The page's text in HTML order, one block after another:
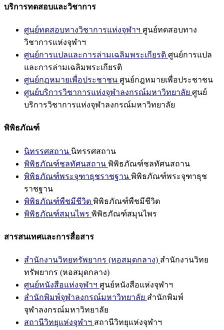
บริการทดสอบและวิชาการ
ศูนย์ทดสอบทางวิชาการแห่งจุฬาฯ ศูนย์ทดสอบทาง
วิชาการแห่งจุฬาฯ
ศูนย์การแปลและการล่ามเฉลิมพระเกียรติ ศูนย์การแปล
และการล่ามเฉลิมพระเกียรติ
ศูนย์กฎหมายเพื่อประชาชน ศูนย์กฎหมายเพื่อประชาชน
ศูนย์บริการวิชาการแห่งจุฬาลงกรณ์มหาวิทยาลัย ศูนย์
บริการวิชาการแห่งจุฬาลงกรณ์มหาวิทยาลัย
พิพิธภัณฑ์
นิทรรศสถาน นิทรรศสถาน
พิพิธภัณฑ์ชลทัศนสถาน พิพิธภัณฑ์ชลทัศนสถาน
พิพิธภัณฑ์พระจุฑาธุชราชฐาน พิพิธภัณฑ์พระจุฑาธุช
ราชฐาน
พิพิธภัณฑ์พืชมีชีวิต พิพิธภัณฑ์พืชมีชีวิต
พิพิธภัณฑ์สมุนไพร พิพิธภัณฑ์สมุนไพร
สารสนเทศและการสื่อสาร
สำนักงานวิทยทรัพยากร (หอสมุดกลาง) สำนักงานวิทย
ทรัพยากร (หอสมุดกลาง)
ศูนย์หนังสือแห่งจุฬาฯ ศูนย์หนังสือแห่งจุฬาฯ
สำนักพิมพ์จุฬาลงกรณ์มหาวิทยาลัย สำนักพิมพ์
จุฬาลงกรณ์มหาวิทยาลัย
สถานีวิทยุแห่งจุฬาฯ สถานีวิทยุแห่งจุฬาฯ